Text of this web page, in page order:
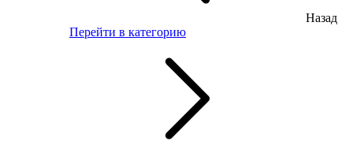
Назад
Перейти в категорию